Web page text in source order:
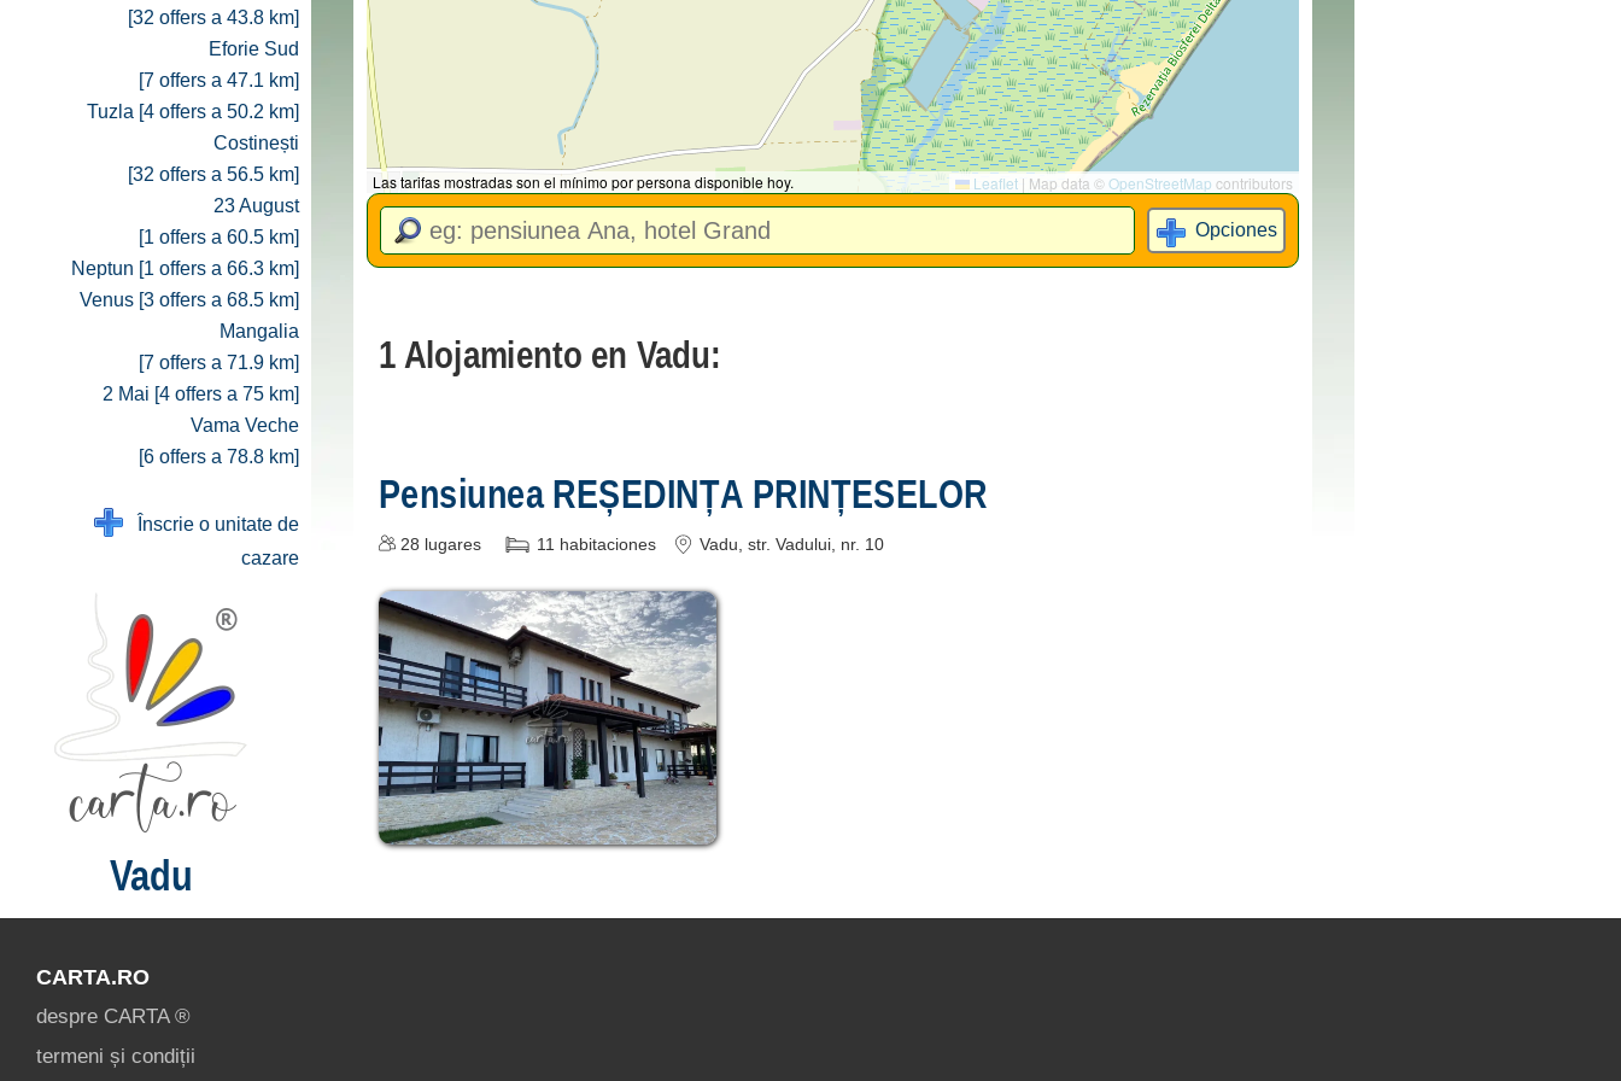
Las tarifas mostradas son el mínimo por persona disponible hoy. Leaflet | Map data ©OpenStreetMap contributors
Opciones
1 Alojamiento en Vadu:
Pensiunea REȘEDINȚA PRINȚESELOR
28 lugares 11 habitaciones Vadu , str. Vadului, nr. 10
[32 offers a 43.8 km]
Eforie Sud
[7 offers a 47.1 km]
Tuzla [4 offers a 50.2 km]
Costinești
[32 offers a 56.5 km]
23 August
[1 offers a 60.5 km]
Neptun [1 offers a 66.3 km]
Venus [3 offers a 68.5 km]
Mangalia
[7 offers a 71.9 km]
2 Mai [4 offers a 75 km]
Vama Veche
[6 offers a 78.8 km]
Înscrie o unitate de
cazare
Vadu
CARTA.RO
despre CARTA ®
termeni și condiții